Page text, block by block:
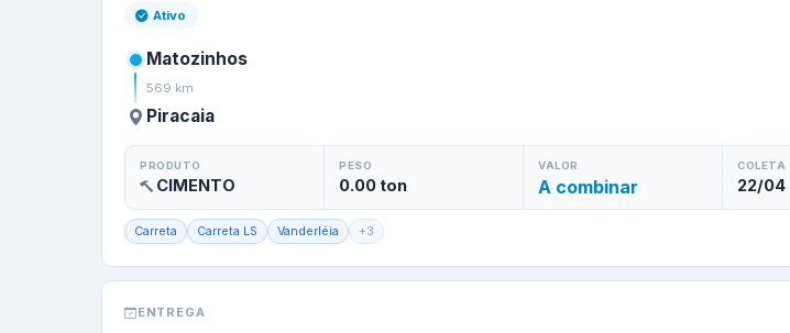
Frete de
Ativo
Matozinhos
569 km
Piracaia
PRODUTO
CIMENTO
PESO
0.00ton
VALOR
A combinar
COLETA
22/04
Carreta Carreta LS Vanderléia +3
ENTREGA